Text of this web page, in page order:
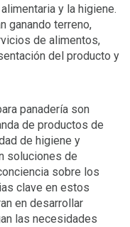
y la higiene.
ganando terreno,
de alimentos,
del producto y
panadería son
de productos de
de higiene y
soluciones de
sobre los
clave en estos
en desarrollar
las necesidades